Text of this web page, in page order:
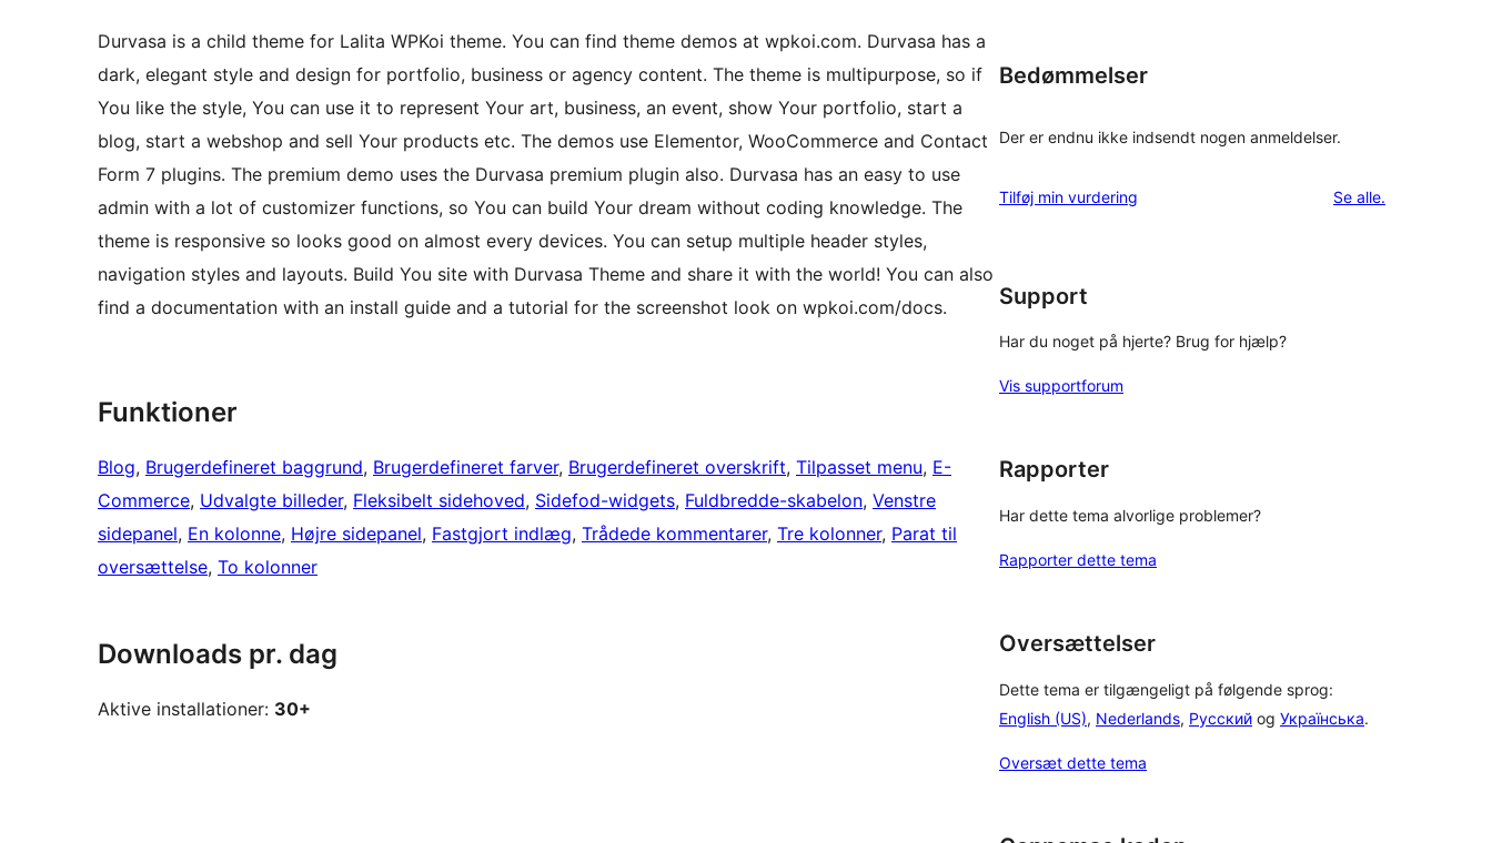
Durvasa is a child theme for Lalita WPKoi theme. You can find theme demos at wpkoi.com. Durvasa has a
dark, elegant style and design for portfolio, business or agency content. The theme is multipurpose, so if
You like the style, You can use it to represent Your art, business, an event, show Your portfolio, start a
blog, start a webshop and sell Your products etc. The demos use Elementor, WooCommerce and Contact
Form 7 plugins. The premium demo uses the Durvasa premium plugin also. Durvasa has an easy to use
admin with a lot of customizer functions, so You can build Your dream without coding knowledge. The
theme is responsive so looks good on almost every devices. You can setup multiple header styles,
navigation styles and layouts. Build You site with Durvasa Theme and share it with the world! You can also
find a documentation with an install guide and a tutorial for the screenshot look on wpkoi.com/docs.
Funktioner
Blog, Brugerdefineret baggrund, Brugerdefineret farver, Brugerdefineret overskrift, Tilpasset menu, E-
Commerce, Udvalgte billeder, Fleksibelt sidehoved, Sidefod-widgets, Fuldbredde-skabelon, Venstre
sidepanel, En kolonne, Højre sidepanel, Fastgjort indlæg, Trådede kommentarer, Tre kolonner, Parat til
oversættelse, To kolonner
Downloads pr. dag
Aktive installationer: 30+
Bedømmelser
Der er endnu ikke indsendt nogen anmeldelser.
Tilføj min vurdering Se alleanmeldelser
.
Support
Har du noget på hjerte? Brug for hjælp?
Vis supportforum
Rapporter
Har dette tema alvorlige problemer?
Rapporter dette tema
Oversættelser
Dette tema er tilgængeligt på følgende sprog:
English (US), Nederlands, Русский og Українська.
Oversæt dette tema